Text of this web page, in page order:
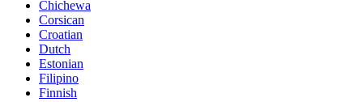
Chichewa
Corsican
Croatian
Dutch
Estonian
Filipino
Finnish